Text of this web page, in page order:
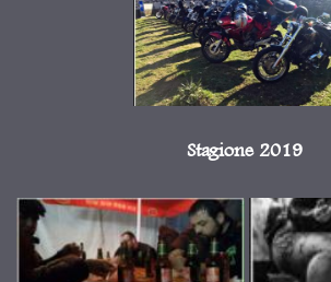
Stagione 2019